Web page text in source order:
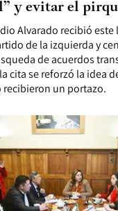
Alvarado recibió este
de la izquierda y
de acuerdos
cita se reforzó la idea
un portazo.
y evitar el